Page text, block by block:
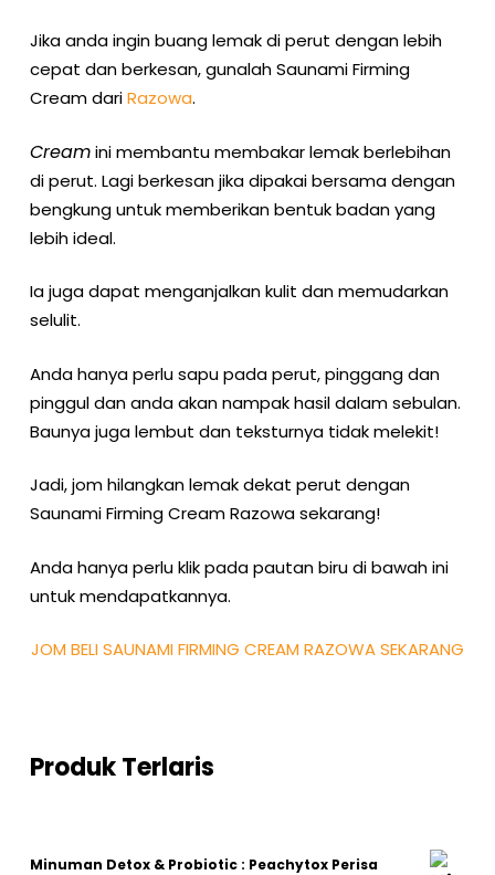
Jika anda ingin buang lemak di perut dengan lebih
cepat dan berkesan, gunalah Saunami Firming
Cream dariRazowa.
Creamini membantu membakar lemak berlebihan
di perut. Lagi berkesan jika dipakai bersama dengan
bengkung untuk memberikan bentuk badan yang
lebih ideal.
Ia juga dapat menganjalkan kulit dan memudarkan
selulit.
Anda hanya perlu sapu pada perut, pinggang dan
pinggul dan anda akan nampak hasil dalam sebulan.
Baunya juga lembut dan teksturnya tidak melekit!
Jadi, jom hilangkan lemak dekat perut dengan
Saunami Firming Cream Razowa sekarang!
Anda hanya perlu klik pada pautan biru di bawah ini
untuk mendapatkannya.
JOM BELI SAUNAMI FIRMING CREAM RAZOWA SEKARANG
Produk Terlaris
Minuman Detox & Probiotic : Peachytox Perisa